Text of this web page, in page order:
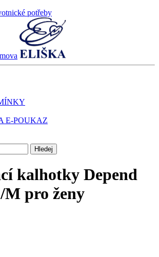
potřeby
E-POUKAZ
kalhotky Depend
pro ženy